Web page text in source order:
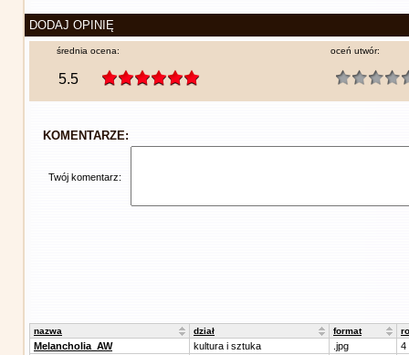
DODAJ OPINIĘ
średnia ocena:
5.5
oceń utwór:
KOMENTARZE:
Twój komentarz:
nazwa dział format
Melancholia_AW kultura i sztuka .jpg
4